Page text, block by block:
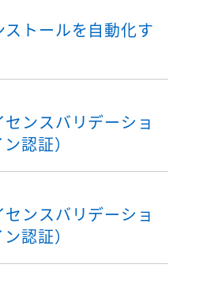
トールを自動化す
ンスバリデーショ
認証）
ンスバリデーショ
認証）